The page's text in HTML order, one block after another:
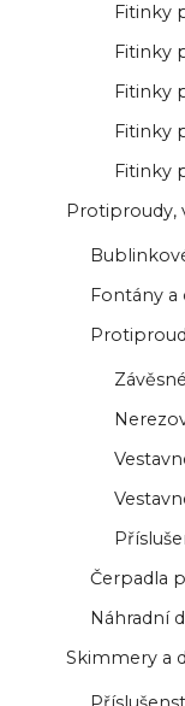
Fitinky
Fitinky
Fitinky
Fitinky
Fitinky
Protiproudy,
Fontány a
Čerpadla
Náhradní
Skimmery a